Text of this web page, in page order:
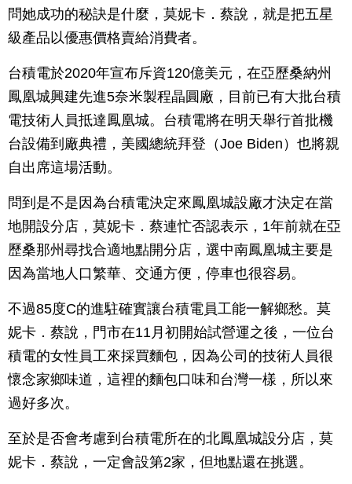
問她成功的秘訣是什麼，莫妮卡．蔡說，就是把五星
級產品以優惠價格賣給消費者。
台積電於2020年宣布斥資120億美元，在亞歷桑納州
鳳凰城興建先進5奈米製程晶圓廠，目前已有大批台積
電技術人員抵達鳳凰城。台積電將在明天舉行首批機
台設備到廠典禮，美國總統拜登（Joe Biden）也將親
自出席這場活動。
問到是不是因為台積電決定來鳳凰城設廠才決定在當
地開設分店，莫妮卡．蔡連忙否認表示，1年前就在亞
歷桑那州尋找合適地點開分店，選中南鳳凰城主要是
因為當地人口繁華、交通方便，停車也很容易。
不過85度C的進駐確實讓台積電員工能一解鄉愁。莫
妮卡．蔡說，門市在11月初開始試營運之後，一位台
積電的女性員工來採買麵包，因為公司的技術人員很
懷念家鄉味道，這裡的麵包口味和台灣一樣，所以來
過好多次。
至於是否會考慮到台積電所在的北鳳凰城設分店，莫
妮卡．蔡說，一定會設第2家，但地點還在挑選。